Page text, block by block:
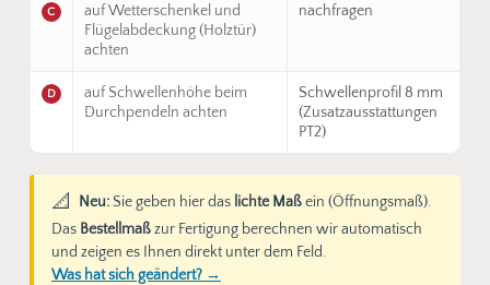
C
auf Wetterschenkel und
Flügelabdeckung (Holztür)
achten
nachfragen
D
auf Schwellenhöhe beim
Durchpendeln achten
Schwellenprofil 8 mm
(Zusatzausstattungen
PT2)
📐 Neu:Sie geben hier das lichte Maßein (Öffnungsmaß).
Das Bestellmaßzur Fertigung berechnen wir automatisch
und zeigen es Ihnen direkt unter dem Feld.
Was hat sich geändert? →